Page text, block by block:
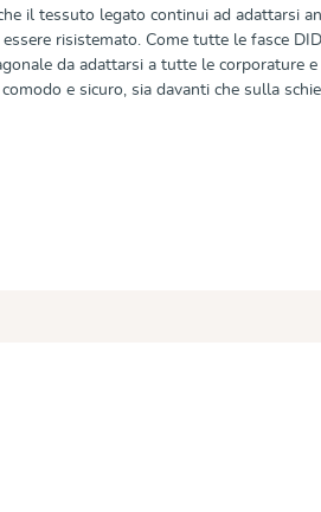
il tessuto legato continui ad adattarsi
risistemato. Come tutte le fasce
da adattarsi a tutte le corporature
e sicuro, sia davanti che sulla